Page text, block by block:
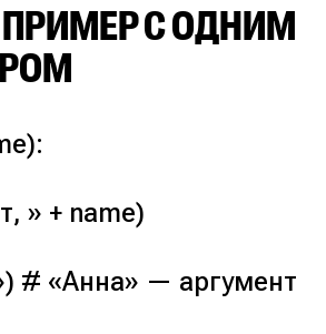
С ОДНИМ
» + name)
# «Анна» — аргумент